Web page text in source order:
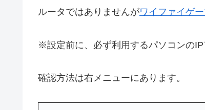
ルータではありませんがワイファイゲ
※設定前に、必ず利用するパソコンのIP
確認方法は右メニューにあります。